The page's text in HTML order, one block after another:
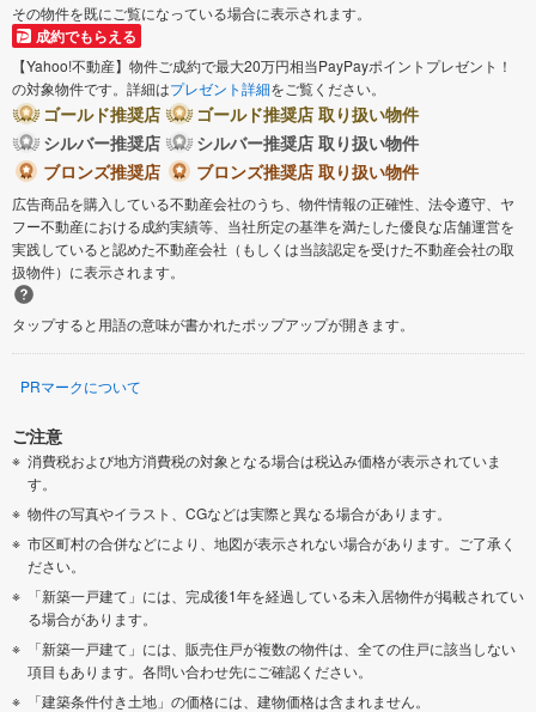
その物件を既にご覧になっている場合に表示されます。
成約でもらえる
【Yahoo!不動産】物件ご成約で最大20万円相当PayPayポイントプレゼント！
の対象物件です。詳細はプレゼント詳細をご覧ください。
ゴールド推奨店
ゴールド推奨店 取り扱い物件
シルバー推奨店
シルバー推奨店 取り扱い物件
ブロンズ推奨店
ブロンズ推奨店 取り扱い物件
広告商品を購入している不動産会社のうち、物件情報の正確性、法令遵守、ヤ
フー不動産における成約実績等、当社所定の基準を満たした優良な店舗運営を
実践していると認めた不動産会社（もしくは当該認定を受けた不動産会社の取
扱物件）に表示されます。
タップすると用語の意味が書かれたポップアップが開きます。
PRマークについて
ご注意
消費税および地方消費税の対象となる場合は税込み価格が表示されていま
す。
物件の写真やイラスト、CGなどは実際と異なる場合があります。
市区町村の合併などにより、地図が表示されない場合があります。ご了承く
ださい。
「新築一戸建て」には、完成後1年を経過している未入居物件が掲載されてい
る場合があります。
「新築一戸建て」には、販売住戸が複数の物件は、全ての住戸に該当しない
項目もあります。各問い合わせ先にご確認ください。
「建築条件付き土地」の価格には、建物価格は含まれません。